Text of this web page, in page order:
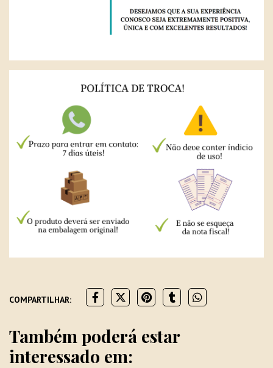
COMPARTILHAR:
Também poderá estar
interessado em: